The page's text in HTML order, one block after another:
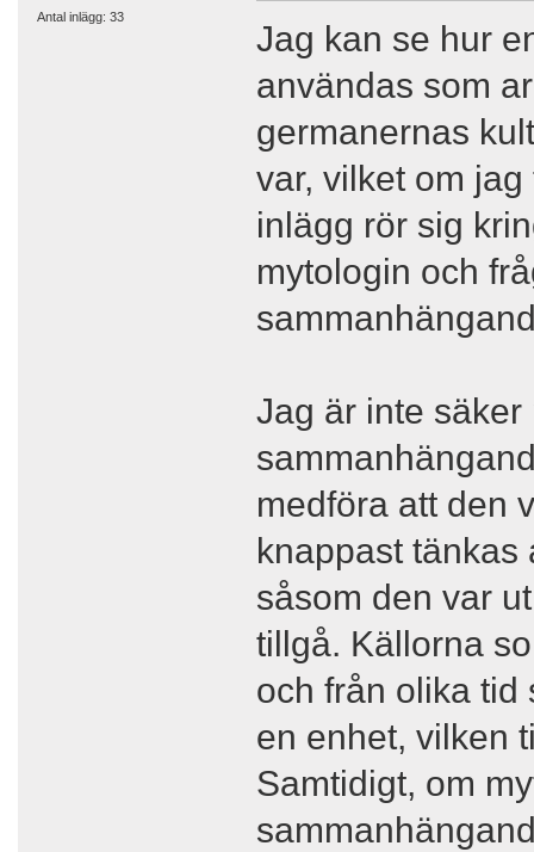
Antal inlägg: 33
Jag kan se hur
användas som
germanernas
var, vilket om
inlägg rör sig
mytologin och
Jag är inte
medföra att den
knappast tänkas
såsom den var
tillgå. Källorna
och från olika tid
en enhet, vilken
Samtidigt, om